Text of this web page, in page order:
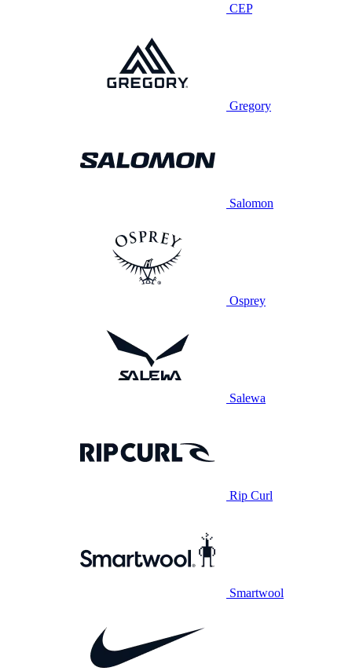
CEP
Gregory
Salomon
Osprey
Salewa
Rip Curl
Smartwool